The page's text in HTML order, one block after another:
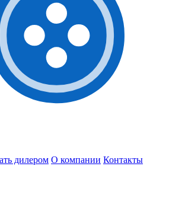
дилером О компании Контакты